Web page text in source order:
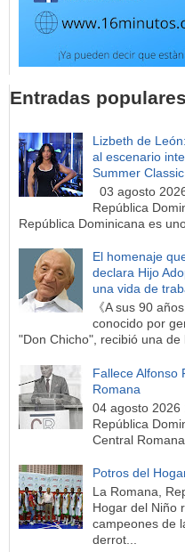
Entradas populares
Lizbeth de
al escenario
Summer
03 agosto
República
República Dominicana es uno
El homenaje
declara Hijo
una vida de
《A sus 90
conocido por
"Don Chicho", recibió una de
Fallece Alfonso
Romana
04 agosto 2026
República
Central
Potros del
La Romana,
Hogar del Niño
campeones de
derrot...